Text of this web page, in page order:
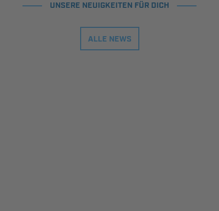
UNSERE NEUIGKEITEN FÜR DICH
ALLE NEWS